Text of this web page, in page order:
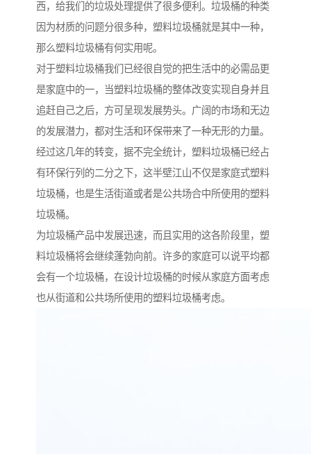
西，给我们的垃圾处理提供了很多便利。垃圾桶的种类
因为材质的问题分很多种，塑料垃圾桶就是其中一种，
那么塑料垃圾桶有何实用呢。
对于塑料垃圾桶我们已经很自觉的把生活中的必需品更
是家庭中的一，当塑料垃圾桶的整体改变实现自身并且
追赶自己之后，方可呈现发展势头。广阔的市场和无边
的发展潜力，都对生活和环保带来了一种无形的力量。
经过这几年的转变，据不完全统计，塑料垃圾桶已经占
有环保行列的二分之下，这半壁江山不仅是家庭式塑料
垃圾桶，也是生活街道或者是公共场合中所使用的塑料
垃圾桶。
为垃圾桶产品中发展迅速，而且实用的这各阶段里，塑
料垃圾桶将会继续蓬勃向前。许多的家庭可以说平均都
会有一个垃圾桶，在设计垃圾桶的时候从家庭方面考虑
也从街道和公共场所使用的塑料垃圾桶考虑。